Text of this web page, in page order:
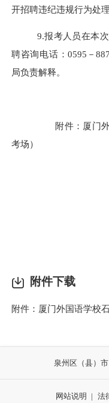
开招聘违纪违规行为处
9.报考人员在本
聘咨询电话：0595－
局负责解释。
附件： 厦门
考场）
附件下载
附件：厦门外国语学校
泉州区（县）市
网站说明 | 法